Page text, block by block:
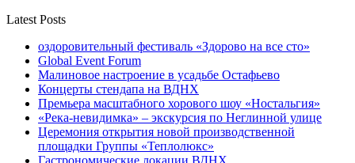
Latest Posts
оздоровительный фестиваль «Здорово на все сто»
Global Event Forum
Малиновое настроение в усадьбе Остафьево
Концерты стендапа на ВДНХ
Премьера масштабного хорового шоу «Ностальгия»
«Река-невидимка» – экскурсия по Неглинной улице
Церемония открытия новой производственной
площадки Группы «Теплолюкс»
Гастрономические локации ВДНХ